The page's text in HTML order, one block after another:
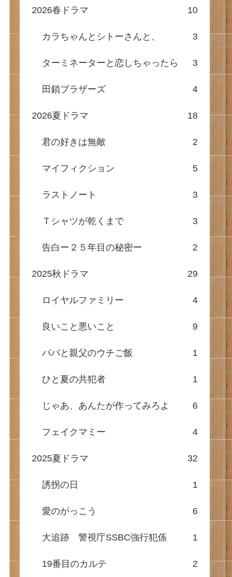
2026春ドラマ 10
カラちゃんとシトーさんと、 3
ターミネーターと恋しちゃったら 3
田鎖ブラザーズ 4
2026夏ドラマ 18
君の好きは無敵 2
マイフィクション 5
ラストノート 3
Ｔシャツが乾くまで 3
告白ー２５年目の秘密ー 2
2025秋ドラマ 29
ロイヤルファミリー 4
良いこと悪いこと 9
パパと親父のウチご飯 1
ひと夏の共犯者 1
じゃあ、あんたが作ってみろよ 6
フェイクマミー 4
2025夏ドラマ 32
誘拐の日 1
愛のがっこう 6
大追跡 警視庁SSBC強行犯係 1
19番目のカルテ 2